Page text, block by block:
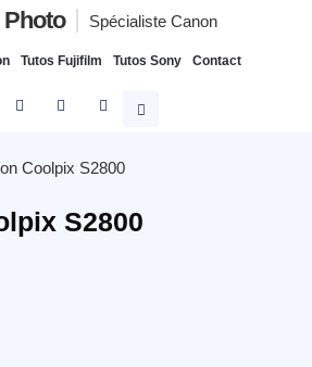
Spécialiste Canon
Tutos Fujifilm Tutos Sony Contact
Coolpix S2800
S2800